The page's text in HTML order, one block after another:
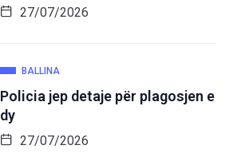
27/07/2026
BALLINA
Policia jep detaje për plagosjen e
dy
27/07/2026